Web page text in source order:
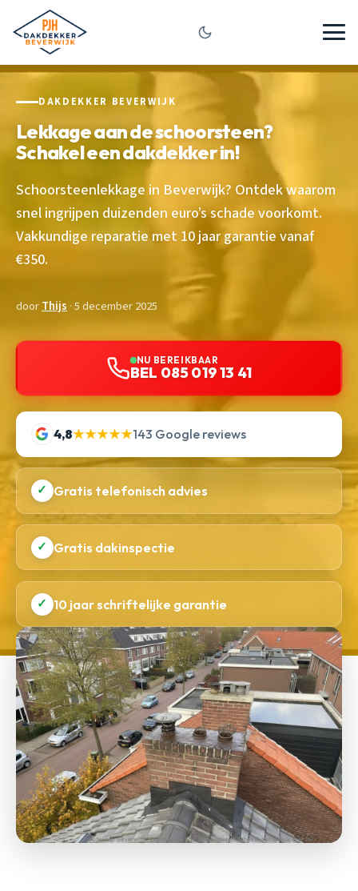
DAKDEKKER BEVERWIJK
Lekkage aan de schoorsteen?
Schakel een dakdekker in!
Schoorsteenlekkage in Beverwijk? Ontdek waarom
snel ingrijpen duizenden euro’s schade voorkomt.
Vakkundige reparatie met 10 jaar garantie vanaf
€350.
doorThijs · 5 december 2025
NU BEREIKBAAR
BEL 085 019 13 41
4,8★★★★★143 Google reviews
✓ Gratis telefonisch advies
✓ Gratis dakinspectie
✓ 10 jaar schriftelijke garantie